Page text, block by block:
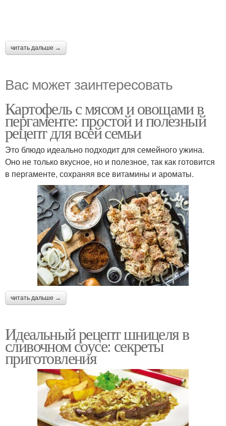
читать дальше →
Вас может заинтересовать
Картофель с мясом и овощами в
пергаменте: простой и полезный
рецепт для всей семьи
Это блюдо идеально подходит для семейного ужина.
Оно не только вкусное, но и полезное, так как готовится
в пергаменте, сохраняя все витамины и ароматы.
читать дальше →
Идеальный рецепт шницеля в
сливочном соусе: секреты
приготовления